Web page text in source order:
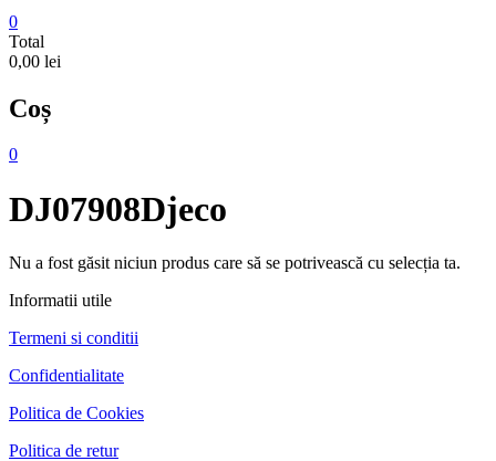
0
Total
0,00 lei
Coș
0
DJ07908Djeco
Nu a fost găsit niciun produs care să se potrivească cu selecția ta.
Informatii utile
Termeni si conditii
Confidentialitate
Politica de Cookies
Politica de retur